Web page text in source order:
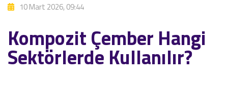
10 Mart 2026, 09:44
Kompozit Çember Hangi
Sektörlerde Kullanılır?